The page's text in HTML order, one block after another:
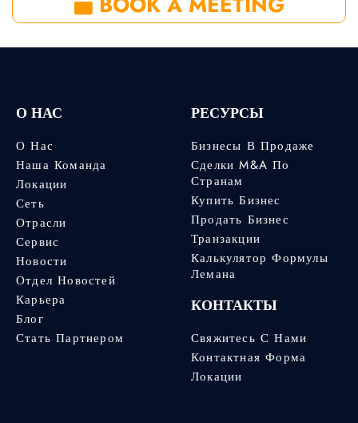
О НАС
О Нас
Наша Команда
Локации
Сеть
Отрасли
Сервис
Новости
Отдел Новостей
Карьера
Блог
Стать Партнером
РЕСУРСЫ
Бизнесы В Продаже
Сделки M&A По
Странам
Купить Бизнес
Продать Бизнес
Транзакции
Калькулятор Формулы
Лемана
КОНТАКТЫ
Свяжитесь С Нами
Контактная Форма
Локации